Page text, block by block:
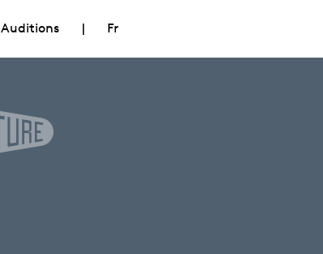
Auditions | Fr